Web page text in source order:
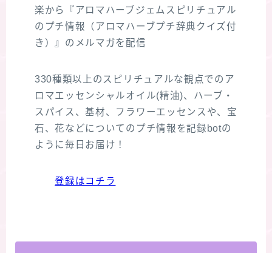
楽から『アロマハーブジェムスピリチュアル
のプチ情報（アロマハーブプチ辞典クイズ付
き）』のメルマガを配信
330種類以上のスピリチュアルな観点でのア
ロマエッセンシャルオイル(精油)、ハーブ・
スパイス、基材、フラワーエッセンスや、宝
石、花などについてのプチ情報を記録botの
ように毎日お届け！
登録はコチラ